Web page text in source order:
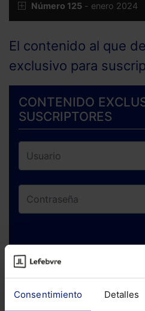
Consentimiento Detalles
Número 125 - enero 2024
El contenido al que
exclusivo para
CONTENIDO
SUSCRIPTORES
¿Has olvidado tu